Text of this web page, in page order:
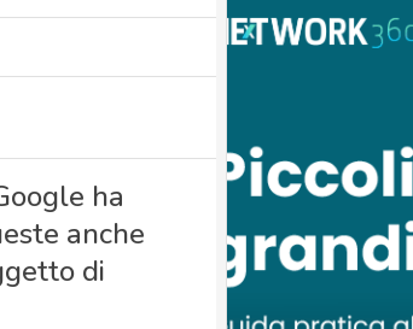
ha
anche
di